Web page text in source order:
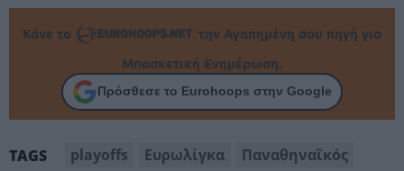
Κάνε το
την Αγαπημένη σου πηγή για
Μπασκετική Ενημέρωση.
Πρόσθεσε το Eurohoops στην Google
TAGS playoffs Ευρωλίγκα Παναθηναΐκός